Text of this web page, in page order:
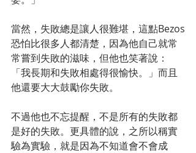
當然，失敗總是讓人很難堪，這點Bezos
恐怕比很多人都清楚，因為他自己就常
常嘗到失敗的滋味，但他也笑著說：
「我長期和失敗相處得很愉快。」而且
他還要大大鼓勵你失敗。
不過他也不忘提醒，不是所有的失敗都
是好的失敗。更具體的說，之所以稱實
驗為實驗，就是因為不知道會不會成